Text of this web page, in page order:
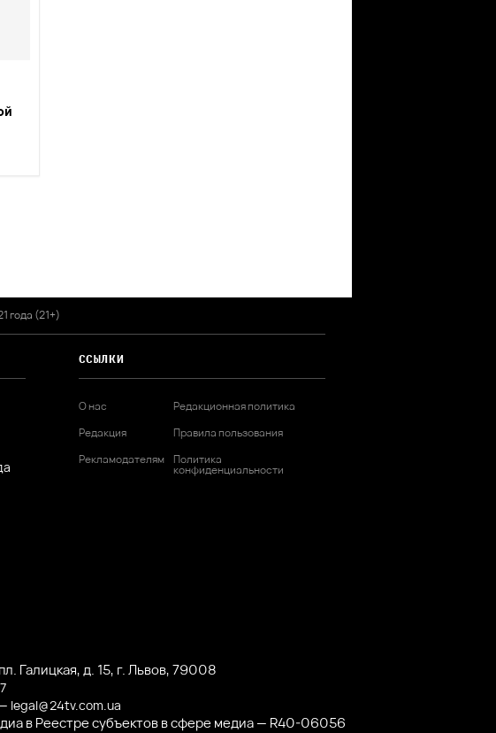
года (21+)
ССЫЛКИ
О нас
Редакция
Рекламодателям
Редакционная политика
Правила пользования
Политика
конфиденциальности
Галицкая, д. 15, г. Львов, 79008
legal@24tv.com.ua
в Реестре субъектов в сфере медиа — R40-06056